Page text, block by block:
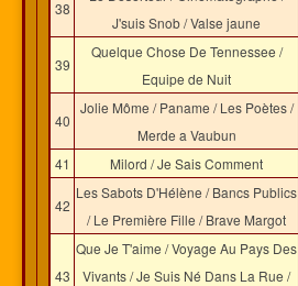
38
J'suis Snob / Valse jaune
39
Quelque Chose De Tennessee /
Equipe de Nuit
40
Jolie Môme / Paname / Les Poètes /
Merde a Vaubun
41 Milord / Je Sais Comment
42
Les Sabots D'Hélène / Bancs Publics
/ Le Première Fille / Brave Margot
43
Que Je T'aime / Voyage Au Pays Des
Vivants / Je Suis Né Dans La Rue /